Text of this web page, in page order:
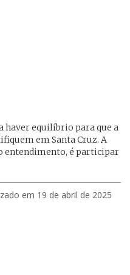
haver equilíbrio para que a
em Santa Cruz. A
entendimento, é participar
em 19 de abril de 2025